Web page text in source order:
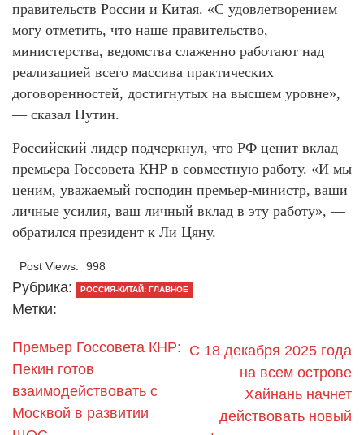
правительств России и Китая. «С удовлетворением
могу отметить, что наше правительство,
министерства, ведомства слаженно работают над
реализацией всего массива практических
договоренностей, достигнутых на высшем уровне»,
— сказал Путин.
Российский лидер подчеркнул, что РФ ценит вклад
премьера Госсовета КНР в совместную работу. «И мы
ценим, уважаемый господин премьер-министр, ваши
личные усилия, ваш личный вклад в эту работу», —
обратился президент к Ли Цяну.
Post Views: 998
Рубрика: РОССИЯ-КИТАЙ: ГЛАВНОЕ
Метки:
Премьер Госсовета КНР:
Пекин готов
взаимодействовать с
Москвой в развитии
С 18 декабря 2025 года
на всем острове
Хайнань начнет
действовать новый